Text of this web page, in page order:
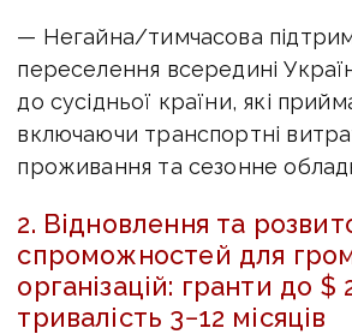
— Негайна/тимчасова
переселення всередині
до сусідньої країни, які
включаючи транспортні
проживання та сезонне
2. Відновлення та
спроможностей для
організацій: гранти до $
тривалість 3−12 місяців